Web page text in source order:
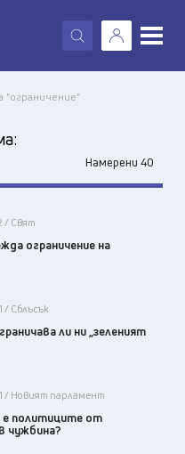
X
"ограничение"
Намерени 40
/ Свят
ограничение на
/ Сблъсък
ли ни „зеленият
/ Новият парламент
е политиците от
чужбина?